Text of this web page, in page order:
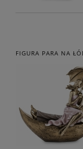
FIGURA PARA NA